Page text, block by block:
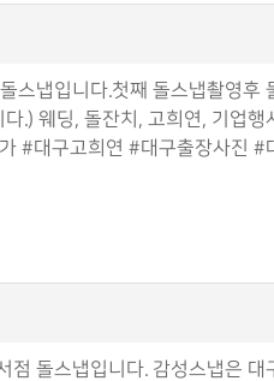
스냅입니다.첫째 돌스냅촬영
.) 웨딩, 돌잔치, 고희연, 기
#대구고희연 #대구출장사진
돌스냅입니다. 감성스냅은